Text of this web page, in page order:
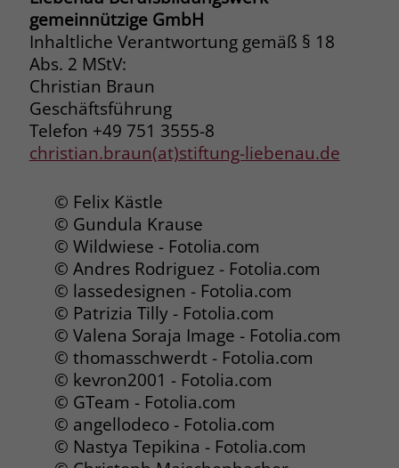
gemeinnützige GmbH
Inhaltliche Verantwortung gemäß § 18
Abs. 2 MStV:
Christian Braun
Geschäftsführung
Telefon +49 751 3555-8
christian.braun(at)stiftung-liebenau.de
© Felix Kästle
© Gundula Krause
© Wildwiese - Fotolia.com
© Andres Rodriguez - Fotolia.com
© lassedesignen - Fotolia.com
© Patrizia Tilly - Fotolia.com
© Valena Soraja Image - Fotolia.com
© thomasschwerdt - Fotolia.com
© kevron2001 - Fotolia.com
© GTeam - Fotolia.com
© angellodeco - Fotolia.com
© Nastya Tepikina - Fotolia.com
Name __cf_bm
Anbieter .fonts.net
Laufzeit 30 Minuten
Zweck
This cookie, set by Cloudflare, is used to
support Cloudflare Bot Management.
Name JSessionID
Anbieter jobs.stiftung-liebenau.de
Laufzeit Session
Zweck
Behält die Zustände des Benutzers bei
allen Seitenanfragen bei.
Name _gcl_au
Anbieter Google Ads
Laufzeit 90 Tage
Zweck Enthält eine zufallsgenerierte User-ID.
Name _gcl_aw
Anbieter Google Ads
Laufzeit 90 Tage
Zweck
Dieses Cookie wird gesetzt, wenn ein
User über einen Klick auf eine Google
Werbeanzeige auf die Website gelangt.
Es enthält Informationen darüber,
welche Werbeanzeige geklickt wurde,
sodass erzielte Erfolge wie z.B.
Bestellungen oder Kontaktanfragen der